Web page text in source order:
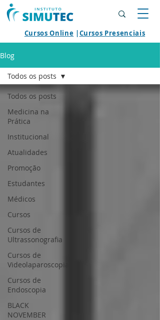
Cursos Online |Cursos Presenciais
Blog
Todos os posts
Medicina na
Prática
Institucional
Atualidades
Promoção
Estudantes
Médicos
Cursos
Cursos de
Ultrassonografia
Cursos de
Videolaparoscopia
Cursos de
Endoscopia
BLACK
NOVEMBER
Todos os posts